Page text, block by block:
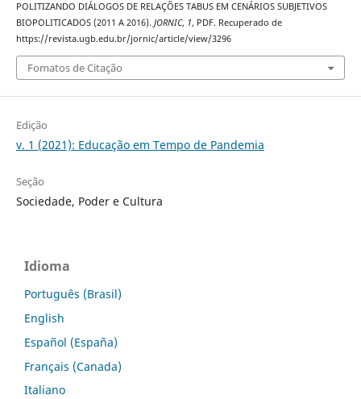
POLITIZANDO DIÁLOGOS DE RELAÇÕES TABUS EM CENÁRIOS SUBJETIVOS
BIOPOLITICADOS (2011 A 2016). JORNIC, 1, PDF. Recuperado de
https://revista.ugb.edu.br/jornic/article/view/3296
Fomatos de Citação
Edição
v. 1 (2021): Educação em Tempo de Pandemia
Seção
Sociedade, Poder e Cultura
Idioma
Português (Brasil)
English
Español (España)
Français (Canada)
Italiano